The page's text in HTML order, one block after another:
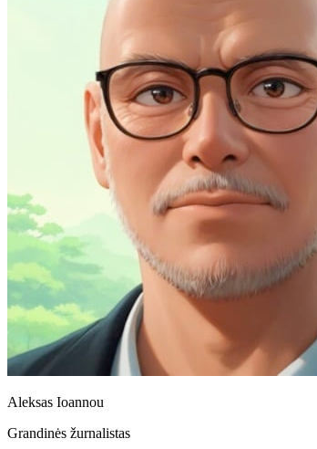
Aleksas Ioannou
Grandinės žurnalistas